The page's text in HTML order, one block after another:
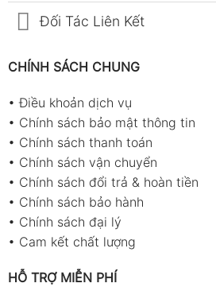
Đối Tác Liên Kết
CHÍNH SÁCH CHUNG
•Điều khoản dịch vụ
• Chính sách bảo mật thông tin
• Chính sách thanh toán
• Chính sách vận chuyển
• Chính sách đổi trả & hoàn tiền
• Chính sách bảo hành
• Chính sách đại lý
• Cam kết chất lượng
HỖ TRỢ MIỄN PHÍ